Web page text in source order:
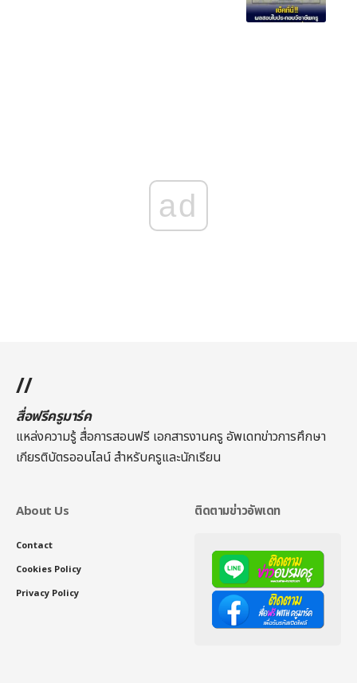
ad
//
สื่อฟรีครูมาร์ค
แหล่งความรู้ สื่อการสอนฟรี เอกสารงานครู อัพเดทข่าวการศึกษา
เกียรติบัตรออนไลน์สำหรับครูและนักเรียน
About Us
Contact
Cookies Policy
Privacy Policy
ติดตามข่าวอัพเดท